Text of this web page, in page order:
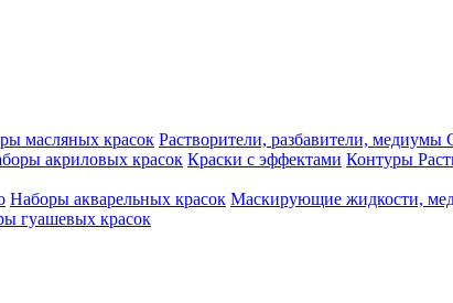
масляных красок Растворители, разбавители, медиумы
акриловых красок Краски с эффектами Контуры
Наборы акварельных красок Маскирующие жидкости,
гуашевых красок